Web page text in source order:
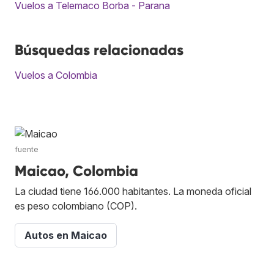
Vuelos a Telemaco Borba - Parana
Búsquedas relacionadas
Vuelos a Colombia
fuente
Maicao, Colombia
La ciudad tiene 166.000 habitantes. La moneda oficial
es peso colombiano (COP).
Autos en Maicao